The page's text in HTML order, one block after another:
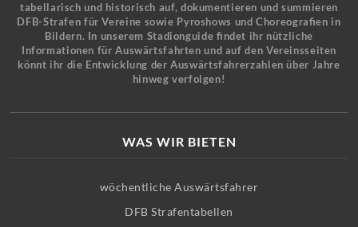
tabellarisch und historisch auf, dokumentieren und summieren
DFB-Strafen für Vereine sowie Pyroshows und Choreografien in
Bildern. In unserem Stadionguide findet ihr nützliche
Informationen für Auswärtsfahrten und auf den Vereinsseiten
könnt ihr die Entwicklung der Auswärtsfahrerzahlen über Jahre
hinweg verfolgen!
WAS WIR BIETEN
wöchentliche Auswärtsfahrer
DFB Strafentabellen